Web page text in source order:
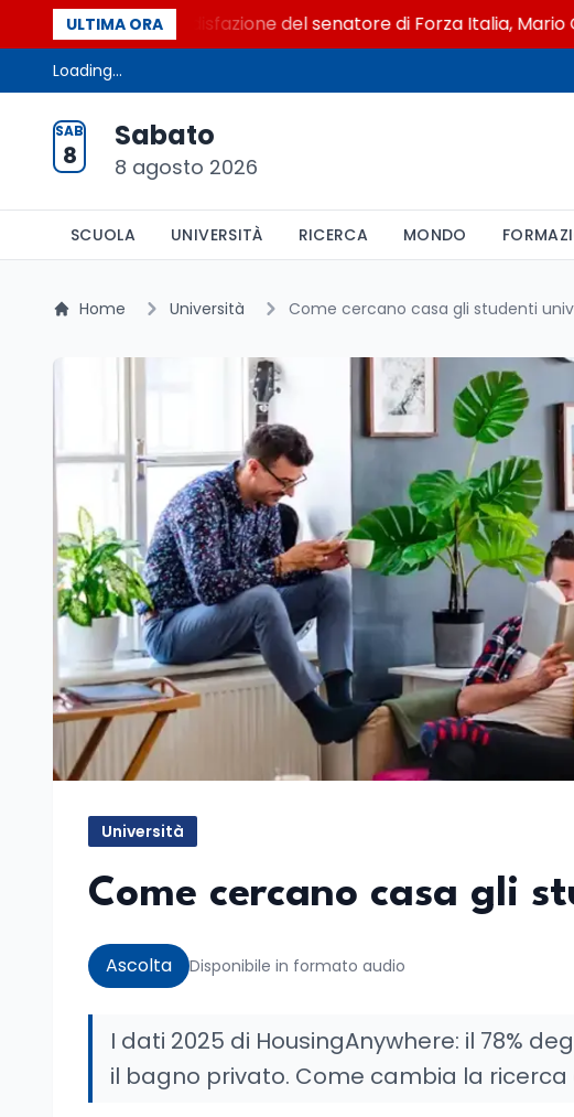
ULTIMA ORA
La soddisfazione del senatore di Forza Italia, Mario
Loading...
SAB
8
Sabato
8 agosto 2026
SCUOLA UNIVERSITÀ RICERCA MONDO
Home Università Come cercano casa gli studenti
Università
Come cercano casa gli
Ascolta Disponibile in formato audio
I dati 2025 di HousingAnywhere: il 78%
il bagno privato. Come cambia la ricerca